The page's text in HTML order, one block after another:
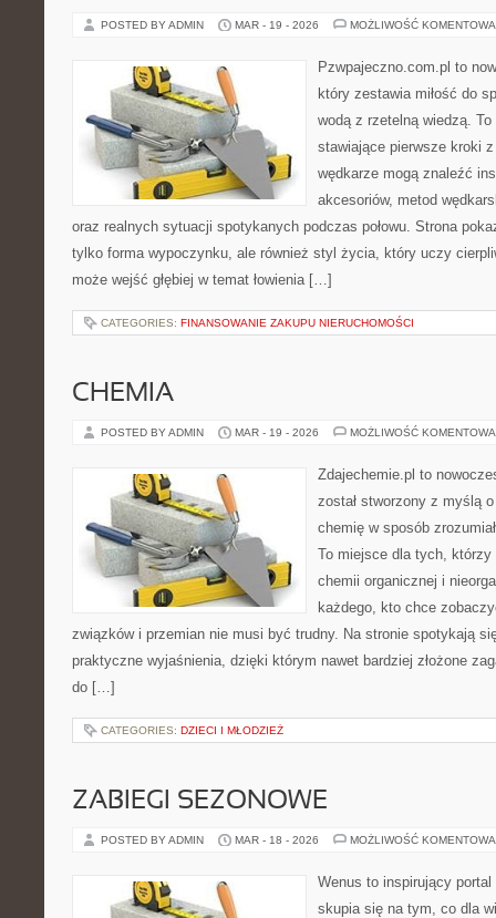
POSTED BY ADMIN MAR - 19 - 2026 MOŻLIWOŚĆ
Pzwpajeczno.com.pl to
który zestawia miłość do
wodą z rzetelną wiedzą.
stawiające pierwsze kroki
wędkarze mogą znaleźć
akcesoriów, metod
oraz realnych sytuacji spotykanych podczas połowu. Strona
tylko forma wypoczynku, ale również styl życia, który uczy
może wejść głębiej w temat łowienia […]
CATEGORIES: FINANSOWANIE ZAKUPU NIERUCHOMOŚCI
CHEMIA
POSTED BY ADMIN MAR - 19 - 2026 MOŻLIWOŚĆ
Zdajechemie.pl to
został stworzony z myślą
chemię w sposób
To miejsce dla tych,
chemii organicznej i
każdego, kto chce
związków i przemian nie musi być trudny. Na stronie spotykają
praktyczne wyjaśnienia, dzięki którym nawet bardziej złożone
do […]
CATEGORIES: DZIECI I MŁODZIEŻ
ZABIEGI SEZONOWE
POSTED BY ADMIN MAR - 18 - 2026 MOŻLIWOŚĆ
Wenus to inspirujący
skupia się na tym, co dla